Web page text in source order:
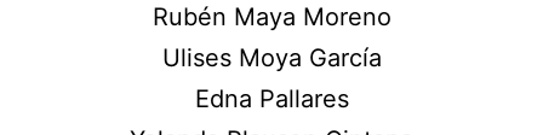
Rubén Maya Moreno
Ulises Moya García
Edna Pallares